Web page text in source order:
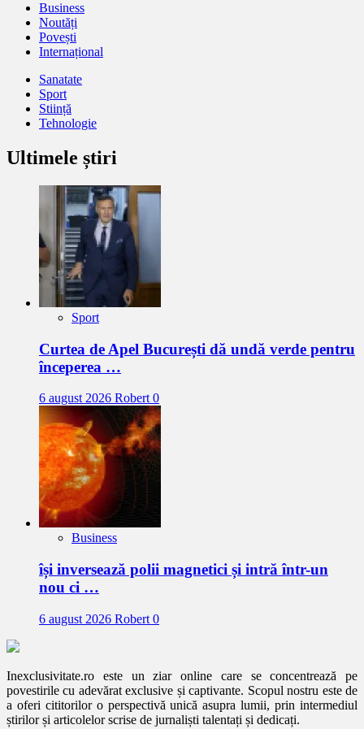
Business
Noutăți
Povești
Internațional
Sanatate
Sport
Stiință
Tehnologie
Ultimele știri
Sport
Curtea de Apel București dă undă verde pentru
începerea …
6 august 2026 Robert 0
Business
își inversează polii magnetici și intră într-un
nou ci …
6 august 2026 Robert 0
Inexclusivitate.ro este un ziar online care se concentrează pe
povestirile cu adevărat exclusive și captivante. Scopul nostru este de
a oferi cititorilor o perspectivă unică asupra lumii, prin intermediul
știrilor și articolelor scrise de jurnaliști talentați și dedicați.